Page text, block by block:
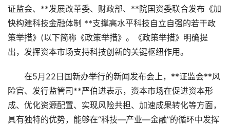
证监会、**发展改革委、财政部、**院国资委联合发布《加
快构建科技金融体制 **支撑高水平科技自立自强的若干政
策举措》(以下简称《政策举措》。《政策举措》明确提
出，发挥资本市场支持科技创新的关键枢纽作用。
在5月22日国新办举行的新闻发布会上，**证监会**风
险官、发行监管司**严伯进表示，资本市场在促进资本形
成、优化资源配置、实现风险共担、加速成果转化等方面，
具有独特的优势，能够在“科技—产业—金融”的循环中发挥